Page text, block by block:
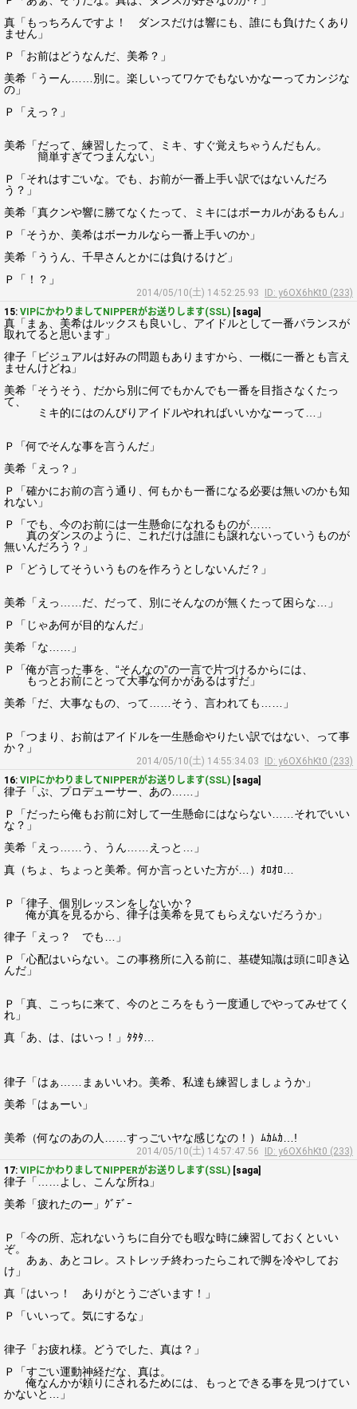
真「もっちろんですよ！ ダンスだけは響にも、誰にも負けたくあり
ません」
Ｐ「お前はどうなんだ、美希？」
美希「うーん……別に。楽しいってワケでもないかなーってカンジな
の」
Ｐ「えっ？」
美希「だって、練習したって、ミキ、すぐ覚えちゃうんだもん。
簡単すぎてつまんない」
Ｐ「それはすごいな。でも、お前が一番上手い訳ではないんだろ
う？」
美希「真クンや響に勝てなくたって、ミキにはボーカルがあるもん」
Ｐ「そうか、美希はボーカルなら一番上手いのか」
美希「ううん、千早さんとかには負けるけど」
Ｐ「！？」
2014/05/10(土) 14:52:25.93
ID: y6OX6hKt0 (233)
15: VIPにかわりましてNIPPERがお送りします(SSL) [saga]
真「まぁ、美希はルックスも良いし、アイドルとして一番バランスが
取れてると思います」
律子「ビジュアルは好みの問題もありますから、一概に一番とも言え
ませんけどね」
美希「そうそう、だから別に何でもかんでも一番を目指さなくたっ
て、
ミキ的にはのんびりアイドルやれればいいかなーって…」
Ｐ「何でそんな事を言うんだ」
美希「えっ？」
Ｐ「確かにお前の言う通り、何もかも一番になる必要は無いのかも知
れない」
Ｐ「でも、今のお前には一生懸命になれるものが……
真のダンスのように、これだけは誰にも譲れないっていうものが
無いんだろう？」
Ｐ「どうしてそういうものを作ろうとしないんだ？」
美希「えっ……だ、だって、別にそんなのが無くたって困らな…」
Ｐ「じゃあ何が目的なんだ」
美希「な……」
Ｐ「俺が言った事を、“そんなの”の一言で片づけるからには、
もっとお前にとって大事な何かがあるはずだ」
美希「だ、大事なもの、って……そう、言われても……」
Ｐ「つまり、お前はアイドルを一生懸命やりたい訳ではない、って事
か？」
2014/05/10(土) 14:55:34.03
ID: y6OX6hKt0 (233)
16: VIPにかわりましてNIPPERがお送りします(SSL) [saga]
律子「ぷ、プロデューサー、あの……」
Ｐ「だったら俺もお前に対して一生懸命にはならない……それでいい
な？」
美希「えっ……う、うん……えっと…」
真（ちょ、ちょっと美希。何か言っといた方が…）ｵﾛｵﾛ…
Ｐ「律子、個別レッスンをしないか？
俺が真を見るから、律子は美希を見てもらえないだろうか」
律子「えっ？ でも…」
Ｐ「心配はいらない。この事務所に入る前に、基礎知識は頭に叩き込
んだ」
Ｐ「真、こっちに来て、今のところをもう一度通しでやってみせてく
れ」
真「あ、は、はいっ！」ﾀﾀﾀ…
律子「はぁ……まぁいいわ。美希、私達も練習しましょうか」
美希「はぁーい」
美希（何なのあの人……すっごいヤな感じなの！）ﾑｶﾑｶ…!
2014/05/10(土) 14:57:47.56
ID: y6OX6hKt0 (233)
17: VIPにかわりましてNIPPERがお送りします(SSL) [saga]
律子「……よし、こんな所ね」
美希「疲れたのー」ｸﾞﾃﾞｰ
Ｐ「今の所、忘れないうちに自分でも暇な時に練習しておくといい
ぞ。
あぁ、あとコレ。ストレッチ終わったらこれで脚を冷やしてお
け」
真「はいっ！ ありがとうございます！」
Ｐ「いいって。気にするな」
律子「お疲れ様。どうでした、真は？」
Ｐ「すごい運動神経だな、真は。
俺なんかが頼りにされるためには、もっとできる事を見つけてい
かないと…」